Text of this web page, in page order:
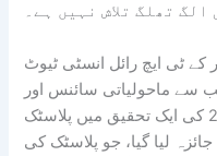
الگ تھلگ تلاش نہیں ہے۔
کے ٹی ایچ رائل انسٹی ٹیوٹ
سے ماحولیاتی سائنس اور
ٹیکنالوجی میں شائع ہونے والی 2024 کی ایک تحقیق میں پلاسٹک
کیشنز کا جائزہ لیا گیا، جو پلاسٹک کی